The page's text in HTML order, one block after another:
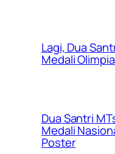
Lagi, Dua
Medali
Dua Santri
Medali
Poster